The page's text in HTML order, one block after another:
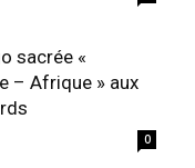
sacrée «
– Afrique » aux
0